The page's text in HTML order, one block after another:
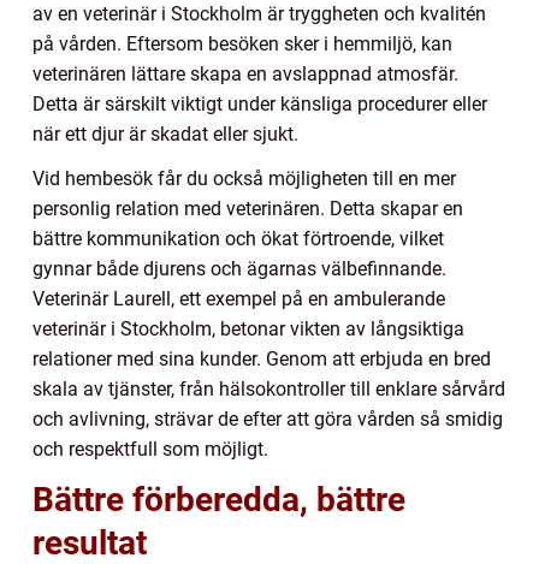
av en veterinär i Stockholm är tryggheten och kvalitén
på vården. Eftersom besöken sker i hemmiljö, kan
veterinären lättare skapa en avslappnad atmosfär.
Detta är särskilt viktigt under känsliga procedurer eller
när ett djur är skadat eller sjukt.
Vid hembesök får du också möjligheten till en mer
personlig relation med veterinären. Detta skapar en
bättre kommunikation och ökat förtroende, vilket
gynnar både djurens och ägarnas välbefinnande.
Veterinär Laurell, ett exempel på en ambulerande
veterinär i Stockholm, betonar vikten av långsiktiga
relationer med sina kunder. Genom att erbjuda en bred
skala av tjänster, från hälsokontroller till enklare sårvård
och avlivning, strävar de efter att göra vården så smidig
och respektfull som möjligt.
Bättre förberedda, bättre
resultat